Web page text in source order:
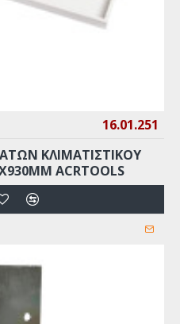
16.01.251
ΚΛΙΜΑΤΙΣΤΙΚΟΎ
ACRTOOLS